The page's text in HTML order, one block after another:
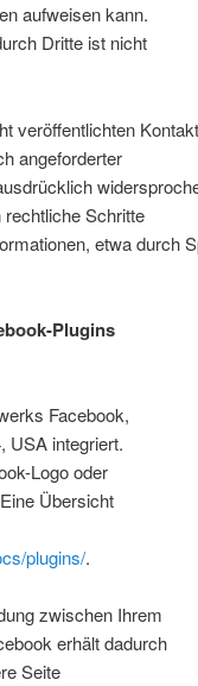
aufweisen kann.
Dritte ist nicht
veröffentlichten
angeforderter
Schritte
etwa durch
Plugins
Facebook,
USA integriert.
Logo oder
Übersicht
plugins/.
zwischen Ihrem
erhält dadurch
Seite